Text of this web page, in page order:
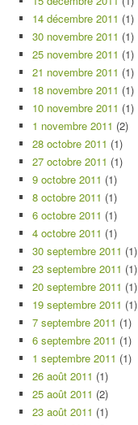
14 décembre 2011 (1)
30 novembre 2011 (1)
25 novembre 2011 (1)
21 novembre 2011 (1)
18 novembre 2011 (1)
10 novembre 2011 (1)
1 novembre 2011 (2)
28 octobre 2011 (1)
27 octobre 2011 (1)
9 octobre 2011 (1)
8 octobre 2011 (1)
6 octobre 2011 (1)
4 octobre 2011 (1)
30 septembre 2011 (1)
23 septembre 2011 (1)
20 septembre 2011 (1)
19 septembre 2011 (1)
7 septembre 2011 (1)
6 septembre 2011 (1)
1 septembre 2011 (1)
26 août 2011 (1)
25 août 2011 (2)
23 août 2011 (1)